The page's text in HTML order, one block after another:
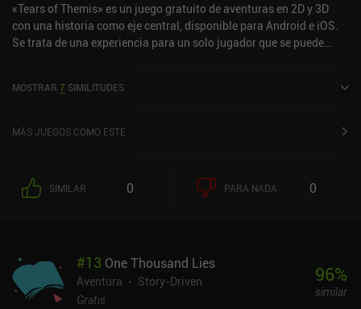
«Tears of Themis» es un juego gratuito de aventuras en 2D y 3D
con una historia como eje central, disponible para Android e iOS.
Se trata de una experiencia para un solo jugador que se puede
sobre 5,0 en Google Play y de 4,6 sobre 5,0 en la App Store de iOS.
MOSTRAR 7 SIMILITUDES
MÁS JUEGOS COMO ESTE
SIMILAR 0 PARA NADA 0
#13 One Thousand Lies
Aventura
Story-Driven
Gratis
96%
similar